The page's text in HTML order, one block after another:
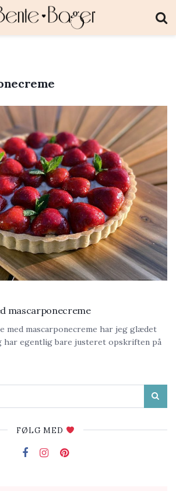
mascarponecreme
mascarponecreme har jeg glædet
har egentlig bare justeret opskriften på
FØLG MED